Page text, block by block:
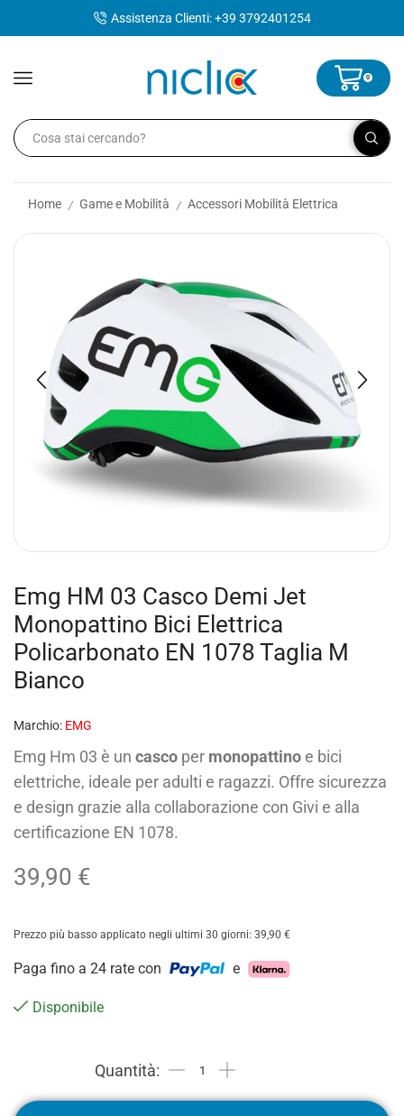
Assistenza Clienti: +39 3792401254
0
Home / Game e Mobilità / Accessori Mobilità Elettrica
Emg HM 03 Casco Demi Jet
Monopattino Bici Elettrica
Policarbonato EN 1078 Taglia M
Bianco
Marchio: EMG
Emg Hm 03 è un casco per monopattino e bici
elettriche, ideale per adulti e ragazzi. Offre sicurezza
e design grazie alla collaborazione con Givi e alla
certificazione EN 1078.
39,90 €
Prezzo più basso applicato negli ultimi 30 giorni: 39,90 €
Paga fino a 24 rate con e
Disponibile